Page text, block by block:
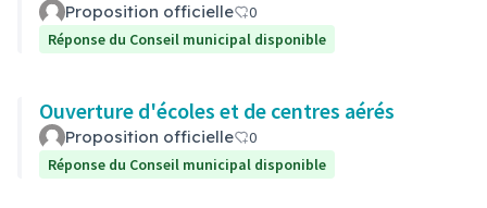
Proposition officielle
0
Réponse du Conseil municipal disponible
Ouverture d'écoles et de centres aérés
Proposition officielle
0
Réponse du Conseil municipal disponible